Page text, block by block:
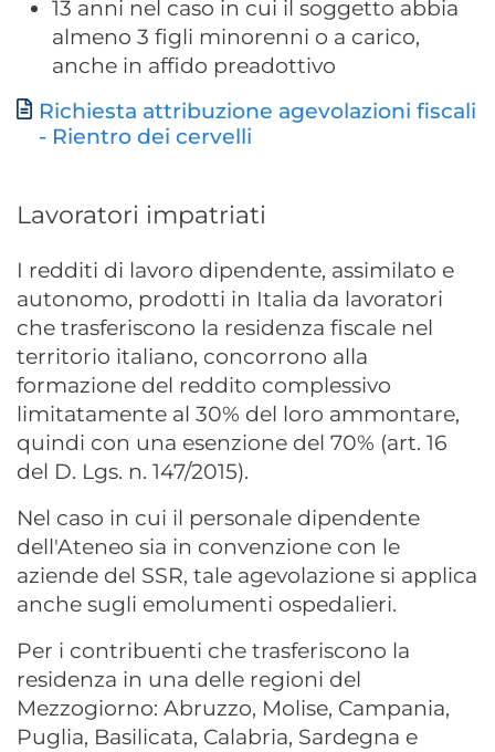
13 anni nel caso in cui il soggetto abbia
almeno 3 figli minorenni o a carico,
anche in affido preadottivo
Document
Richiesta attribuzione agevolazioni fiscali
- Rientro dei cervelli
Lavoratori impatriati
I redditi di lavoro dipendente, assimilato e
autonomo, prodotti in Italia da lavoratori
che trasferiscono la residenza fiscale nel
territorio italiano, concorrono alla
formazione del reddito complessivo
limitatamente al 30% del loro ammontare,
quindi con una esenzione del 70% (art. 16
del D. Lgs. n. 147/2015).
Nel caso in cui il personale dipendente
dell'Ateneo sia in convenzione con le
aziende del SSR, tale agevolazione si applica
anche sugli emolumenti ospedalieri.
Per i contribuenti che trasferiscono la
residenza in una delle regioni del
Mezzogiorno: Abruzzo, Molise, Campania,
Puglia, Basilicata, Calabria, Sardegna e